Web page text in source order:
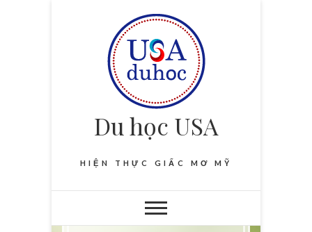
Du học USA
HIỆN THỰC GIẤC MƠ MỸ